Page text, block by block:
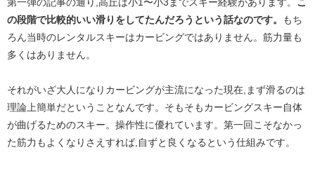
第一弾の記事の通り,高丘は小1〜小3までスキー経験があります。 こ
の段階で比較的いい滑りをしてたんだろうという話なのです。
もち
ろん当時のレンタルスキーはカービングではありません。筋力量も
多くはありません。
それがいざ大人になりカービングが主流になった現在,まず滑るのは
理論上簡単だということなんです。そもそもカービングスキー​自体
が曲げるためのスキー。操作性に優れています。第一回こそなかっ
た筋力もよくなりさえすれば,自ずと良くなるという仕組みです。